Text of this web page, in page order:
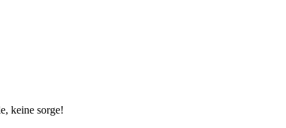
keine sorge!